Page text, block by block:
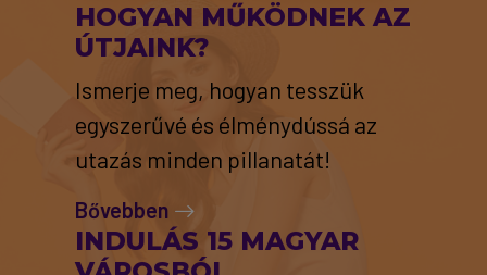
HOGYAN MŰKÖDNEK AZ
ÚTJAINK?
Ismerje meg, hogyan tesszük
egyszerűvé és élménydússá az
utazás minden pillanatát!
Bővebben
INDULÁS 15 MAGYAR